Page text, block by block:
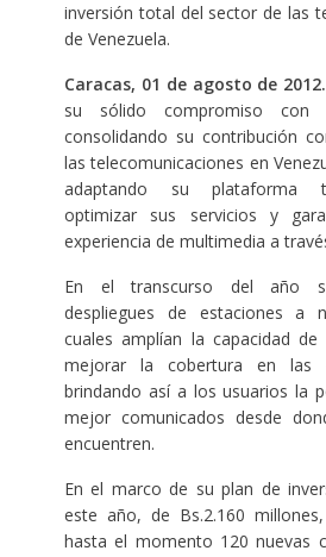
inversión total del sector de las
de Venezuela.
Caracas, 01 de agosto de
su sólido compromiso con
consolidando su contribución
las telecomunicaciones en
adaptando su plataforma
optimizar sus servicios y
experiencia de multimedia a
En el transcurso del año
despliegues de estaciones a
cuales amplían la capacidad
mejorar la cobertura en las
brindando así a los usuarios la
mejor comunicados desde
encuentren.
En el marco de su plan de
este año, de Bs.2.160
hasta el momento 120 nuevas